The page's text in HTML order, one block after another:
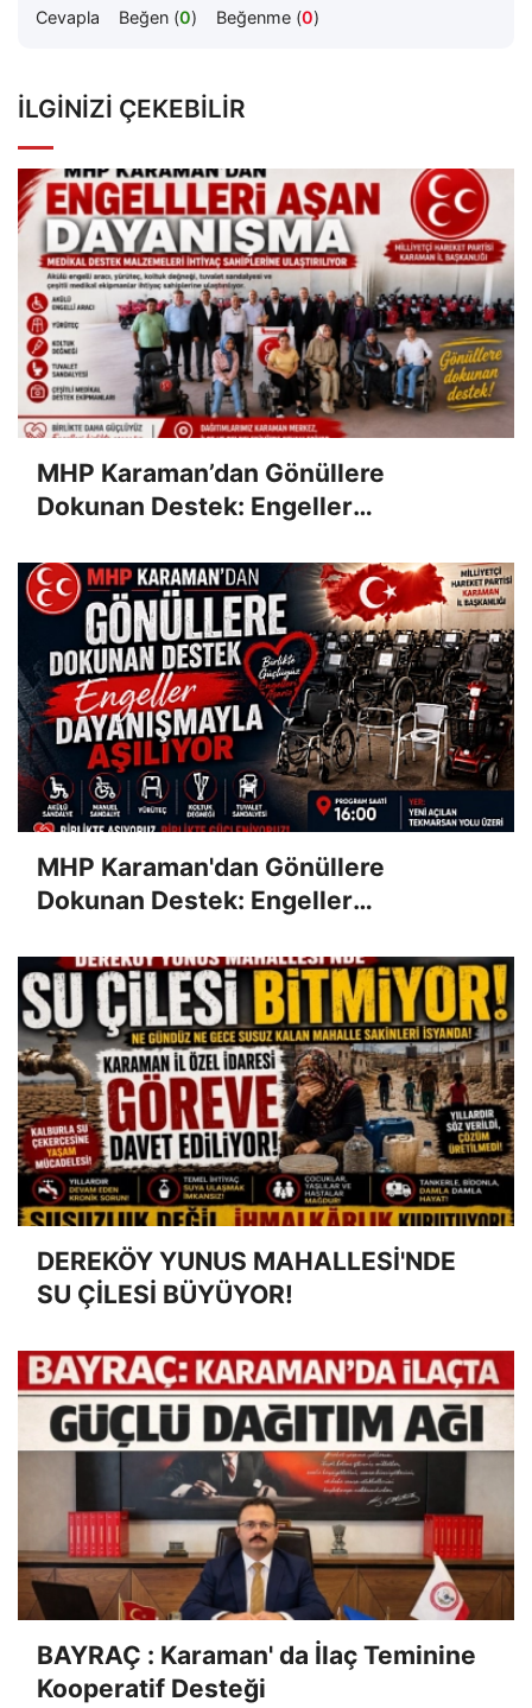
Cevapla Beğen (0) Beğenme (0)
İLGINIZI ÇEKEBILIR
MHP Karaman’dan Gönüllere
Dokunan Destek: Engeller
MHP Karaman'dan Gönüllere
Dokunan Destek: Engeller
DEREKÖY YUNUS MAHALLESİ'NDE
SU ÇİLESİ BÜYÜYOR!
BAYRAÇ : Karaman' da İlaç Teminine
Kooperatif Desteği